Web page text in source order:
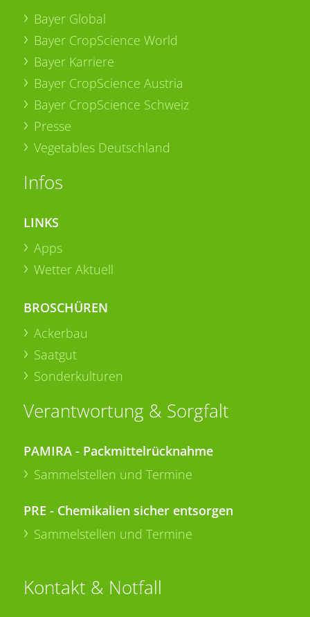
Bayer Global
Bayer CropScience World
Bayer Karriere
Bayer CropScience Austria
Bayer CropScience Schweiz
Presse
Vegetables Deutschland
Infos
LINKS
Apps
Wetter Aktuell
BROSCHÜREN
Ackerbau
Saatgut
Sonderkulturen
Verantwortung & Sorgfalt
PAMIRA - Packmittelrücknahme
Sammelstellen und Termine
PRE - Chemikalien sicher entsorgen
Sammelstellen und Termine
Kontakt & Notfall